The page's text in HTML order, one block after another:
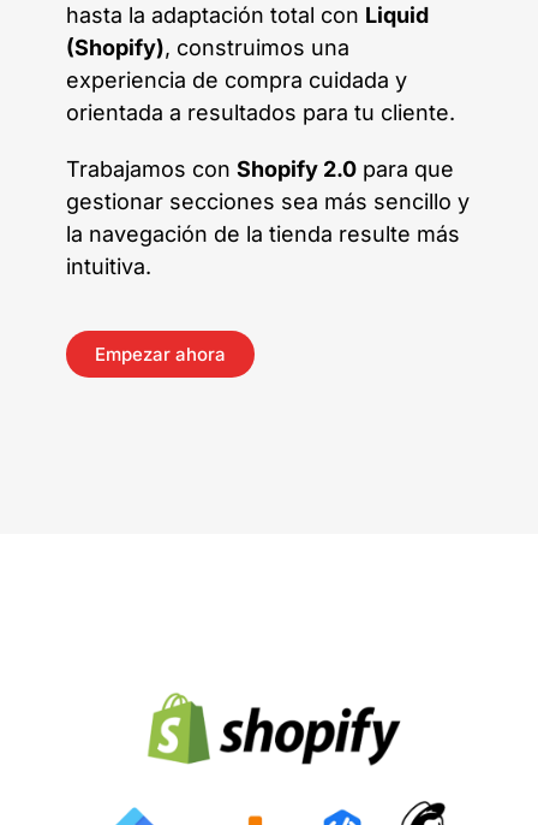
hasta la adaptación total con Liquid
(Shopify), construimos una
experiencia de compra cuidada y
orientada a resultados para tu cliente.
Trabajamos con Shopify 2.0 para que
gestionar secciones sea más sencillo y
la navegación de la tienda resulte más
intuitiva.
Empezar ahora